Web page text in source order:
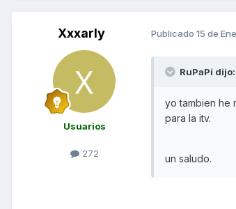
Xxxarly
Usuarios
272
Publicado 15 de
RuPaPi dijo:
yo tambien he
para la itv.
un saludo.